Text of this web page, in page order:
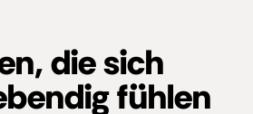
die sich
fühlen